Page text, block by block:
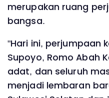
merupakan ruang
bangsa.
"Hari ini, perjumpaan
Supoyo, Romo Abah
adat, dan seluruh
menjadi lembaran